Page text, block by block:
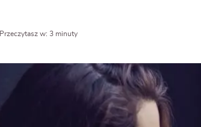
Przeczytasz w: 3 minuty